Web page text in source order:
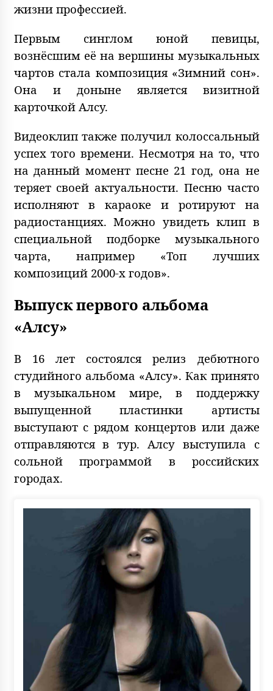
жизни профессией.
Первым синглом юной певицы,
вознёсшим её на вершины музыкальных
чартов стала композиция «Зимний сон».
Она и доныне является визитной
карточкой Алсу.
Видеоклип также получил колоссальный
успех того времени. Несмотря на то, что
на данный момент песне 21 год, она не
теряет своей актуальности. Песню часто
исполняют в караоке и ротируют на
радиостанциях. Можно увидеть клип в
специальной подборке музыкального
чарта, например «Топ лучших
композиций 2000-х годов».
Выпуск первого альбома
«Алсу»
В 16 лет состоялся релиз дебютного
студийного альбома «Алсу». Как принято
в музыкальном мире, в поддержку
выпущенной пластинки артисты
выступают с рядом концертов или даже
отправляются в тур. Алсу выступила с
сольной программой в российских
городах.